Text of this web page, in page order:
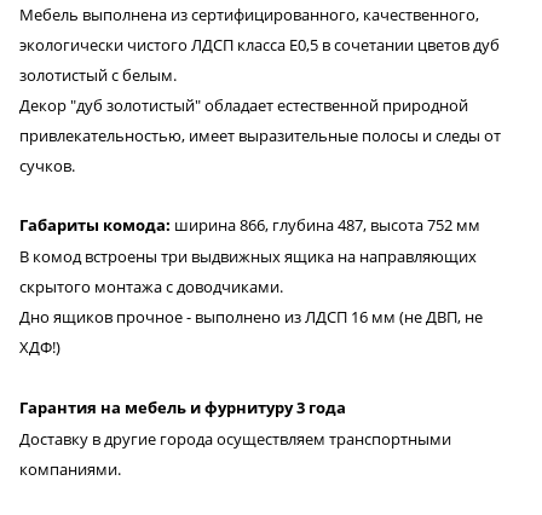
Мебель выполнена из сертифицированного, качественного,
экологически чистого ЛДСП класса Е0,5 в сочетании цветов дуб
золотистый с белым.
Декор "дуб золотистый" обладает естественной природной
привлекательностью, имеет выразительные полосы и следы от
сучков.
Габариты комода: ширина 866, глубина 487, высота 752 мм
В комод встроены три выдвижных ящика на направляющих
скрытого монтажа с доводчиками.
Дно ящиков прочное - выполнено из ЛДСП 16 мм (не ДВП, не
ХДФ!)
Гарантия на мебель и фурнитуру 3 года
Доставку в другие города осуществляем транспортными
компаниями.